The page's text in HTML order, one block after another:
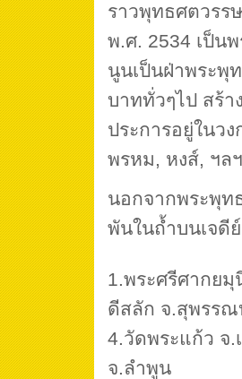
ราวพุทธศตวรร
พ.ศ. 2534 เป็น
นูนเป็นฝ่าพระพุ
บาททั่วๆไป สร้
ประการอยู่ในว
พรหม, หงส์, ฯล
นอกจากพระพุท
พันในถ้ำบนเจดี
1.พระศรีศากยมุ
ดีสลัก จ.สุพรรณ
4.วัดพระแก้ว จ.
จ.ลำพูน